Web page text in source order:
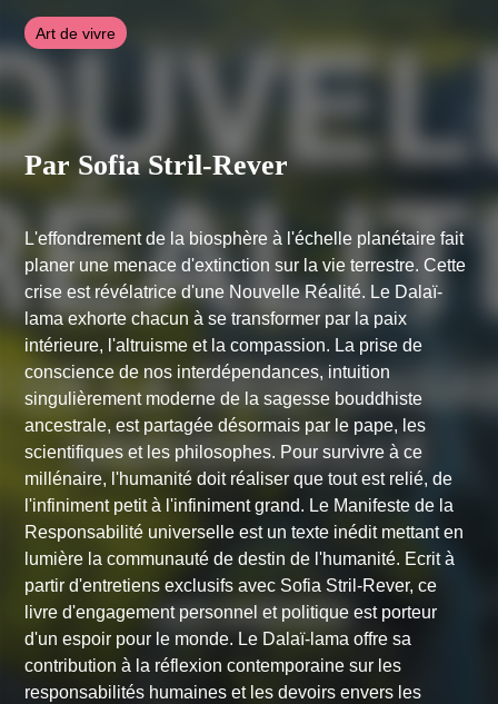
Art de vivre
Par Sofia Stril-Rever
L'effondrement de la biosphère à l'échelle planétaire fait
planer une menace d'extinction sur la vie terrestre. Cette
crise est révélatrice d'une Nouvelle Réalité. Le Dalaï-
lama exhorte chacun à se transformer par la paix
intérieure, l'altruisme et la compassion. La prise de
conscience de nos interdépendances, intuition
singulièrement moderne de la sagesse bouddhiste
ancestrale, est partagée désormais par le pape, les
scientifiques et les philosophes. Pour survivre à ce
millénaire, l'humanité doit réaliser que tout est relié, de
l'infiniment petit à l'infiniment grand. Le Manifeste de la
Responsabilité universelle est un texte inédit mettant en
lumière la communauté de destin de l'humanité. Ecrit à
partir d'entretiens exclusifs avec Sofia Stril-Rever, ce
livre d'engagement personnel et politique est porteur
d'un espoir pour le monde. Le Dalaï-lama offre sa
contribution à la réflexion contemporaine sur les
responsabilités humaines et les devoirs envers les